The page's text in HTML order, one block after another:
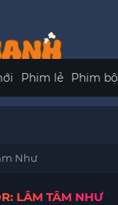
Phim lẻ Phim bộ
Như
LÂM TÂM NHƯ